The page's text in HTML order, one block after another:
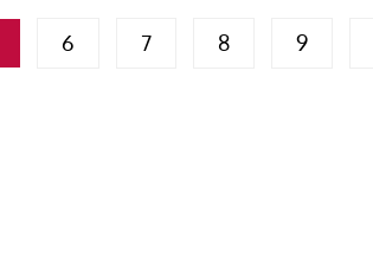
6 7 8 9